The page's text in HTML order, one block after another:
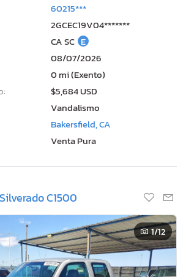
60215***
2GCEC19V04*******
CA SC E
08/07/2026
0 mi (Exento)
$5,684 USD
Vandalismo
Bakersfield, CA
Venta Pura
C1500
1/12